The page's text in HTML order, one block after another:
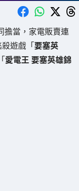
擔當，家電販賣連
遊戲「要塞英
愛電王 要塞英雄錦